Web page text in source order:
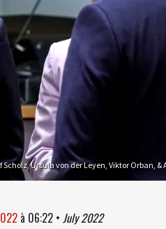
Scholz, Ursula von der Leyen, Viktor Orban,
à 06:22 • July 2022